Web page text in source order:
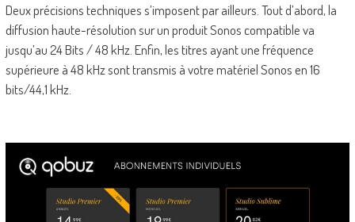
Deux précisions techniques s’imposent par ailleurs. Tout d’abord, la
diffusion haute-résolution sur un produit Sonos compatible va
jusqu’au 24 Bits / 48 kHz. Enfin, les titres ayant une fréquence
supérieure à 48 kHz sont transmis à votre matériel Sonos en 16
bits/44,1 kHz.